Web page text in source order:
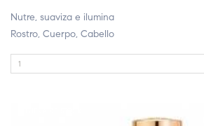
Nutre, suaviza e ilumina
Rostro, Cuerpo, Cabello